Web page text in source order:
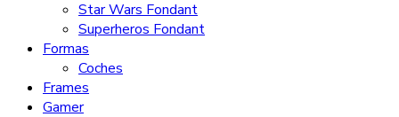
Star Wars Fondant
Superheros Fondant
Formas
Coches
Frames
Gamer